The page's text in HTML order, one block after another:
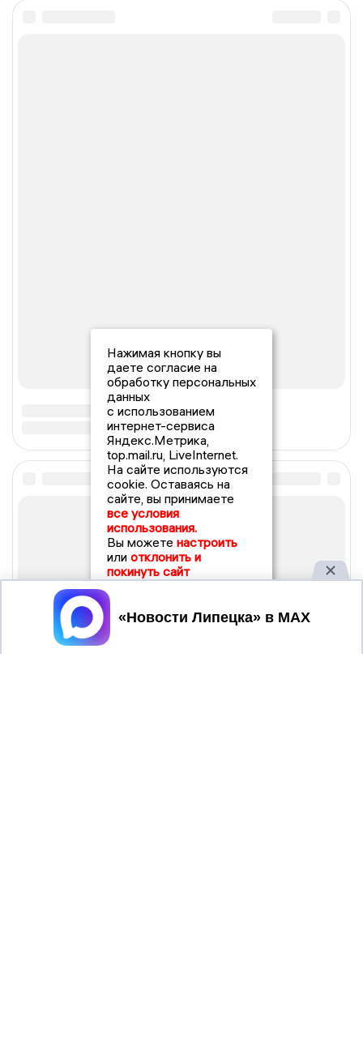
Нажимая кнопку вы
даете согласие на
обработку персональных
данных
с использованием
интернет-сервиса
Яндекс.Метрика,
top.mail.ru, LiveInternet.
На сайте используются
cookie. Оставаясь на
сайте, вы принимаете
все условия
использования.
Вы можете настроить
или отклонить и
покинуть сайт
Принять